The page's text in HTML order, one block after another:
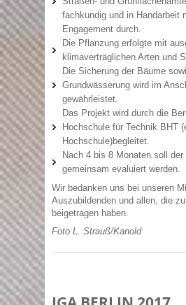
fachkundig und in Handarbeit
Engagement durch.
Die Pflanzung erfolgte mit
klimaverträglichen Arten und
Die Sicherung der Bäume
Grundwässerung wird im
gewährleistet.
Das Projekt wird durch die
Hochschule für Technik BHT
Hochschule)begleitet.
Nach 4 bis 8 Monaten soll der
gemeinsam evaluiert werden.
Wir bedanken uns bei unseren
Auszubildenden und allen, die
beigetragen haben.
Foto L. Strauß/Kanold